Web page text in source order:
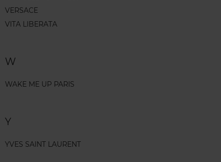
VERSACE
VITA LIBERATA
W
WAKE ME UP PARIS
Y
YVES SAINT LAURENT